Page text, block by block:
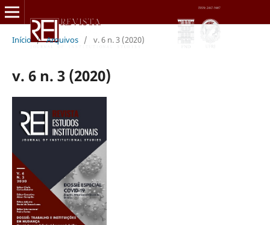
Início / Arquivos / v. 6 n. 3 (2020)
v. 6 n. 3 (2020)